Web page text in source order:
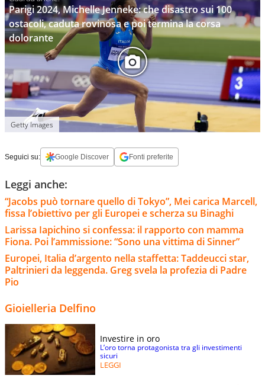
Parigi 2024, Michelle Jenneke: che disastro sui 100
ostacoli, caduta rovinosa e poi termina la corsa
dolorante
Getty Images
Seguici su: Google Discover Fonti preferite
Leggi anche:
“Jacobs può tornare quello di Tokyo”, Mei carica Marcell,
fissa l’obiettivo per gli Europei e scherza su Binaghi
Larissa Iapichino si confessa: il rapporto con mamma
Fiona. Poi l’ammissione: “Sono una vittima di Sinner”
Europei, Italia d’argento nella staffetta: Taddeucci star,
Paltrinieri da leggenda. Greg svela la profezia di Padre
Pio
Gioielleria Delfino
Investire in oro
L’oro torna protagonista tra gli investimenti
sicuri
LEGGI